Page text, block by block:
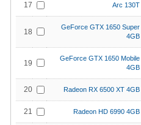
17 Arc 130T
18
GeForce GTX 1650 Super
4GB
19
GeForce GTX 1650 Mobile
4GB
20 Radeon RX 6500 XT 4GB
21 Radeon HD 6990 4GB